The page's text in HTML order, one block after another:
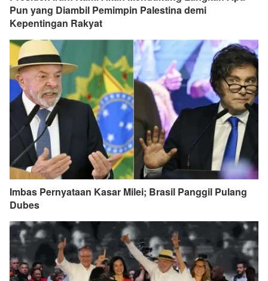
Pun yang Diambil Pemimpin Palestina demi
Kepentingan Rakyat
Imbas Pernyataan Kasar Milei; Brasil Panggil Pulang
Dubes